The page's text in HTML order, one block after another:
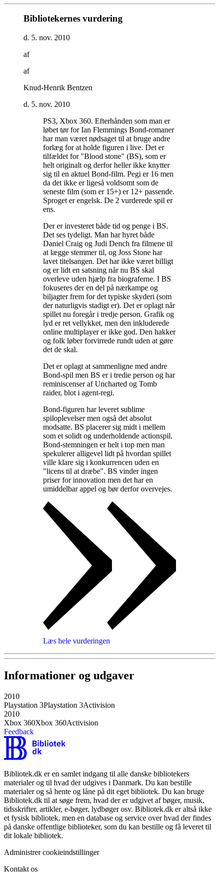
Bibliotekernes vurdering
d. 5. nov. 2010
af
af
Knud-Henrik Bentzen
d. 5. nov. 2010
PS3, Xbox 360. Efterhånden som man er
løbet tør for Ian Flemmings Bond-romaner
har man været nødsaget til at bruge andre
forlæg for at holde figuren i live. Det er
tilfældet for "Blood stone" (BS), som er
helt originalt og derfor heller ikke knytter
sig til en aktuel Bond-film. Pegi er 16 men
da det ikke er ligeså voldsomt som de
seneste film (som er 15+) er 12+ passende.
Sproget er engelsk. De 2 vurderede spil er
ens.
Der er investeret både tid og penge i BS.
Det ses tydeligt. Man har hyret både
Daniel Craig og Judi Dench fra filmene til
at lægge stemmer til, og Joss Stone har
lavet titelsangen. Det har ikke været billigt
og er lidt en satsning når nu BS skal
overleve uden hjælp fra biograferne. I BS
fokuseres der en del på nærkampe og
biljagter frem for det typiske skyderi (som
der naturligvis stadigt er). Det er oplagt når
spillet nu foregår i tredje person. Grafik og
lyd er ret vellykket, men den inkluderede
online multiplayer er ikke god. Den hakker
og folk løber forvirrede rundt uden at gøre
det de skal.
Det er oplagt at sammenligne med andre
Bond-spil men BS er i tredie person og har
reminiscenser af Uncharted og Tomb
raider, blot i agent-regi.
Bond-figuren har leveret sublime
spiloplevelser men også det absolut
modsatte. BS placerer sig midt i mellem
som et solidt og underholdende actionspil.
Bond-stemningen er helt i top men man
spekulerer alligevel lidt på hvordan spillet
ville klare sig i konkurrencen uden en
"licens til at dræbe". BS vinder ingen
priser for innovation men det har en
umiddelbar appel og bør derfor overvejes.
Læs hele vurderingen
Informationer og udgaver
2010
Playstation 3Playstation 3Activision
2010
Xbox 360Xbox 360Activision
Feedback
Bibliotek.dk er en samlet indgang til alle danske bibliotekers
materialer og til hvad der udgives i Danmark. Du kan bestille
materialer og så hente og låne på dit eget bibliotek. Du kan bruge
Bibliotek.dk til at søge frem, hvad der er udgivet af bøger, musik,
tidsskrifter, artikler, e-bøger, lydbøger osv. Bibliotek.dk er altså ikke
et fysisk bibliotek, men en database og service over hvad der findes
på danske offentlige biblioteker, som du kan bestille og få leveret til
dit lokale bibliotek.
Administrer cookieindstillinger
Kontakt os